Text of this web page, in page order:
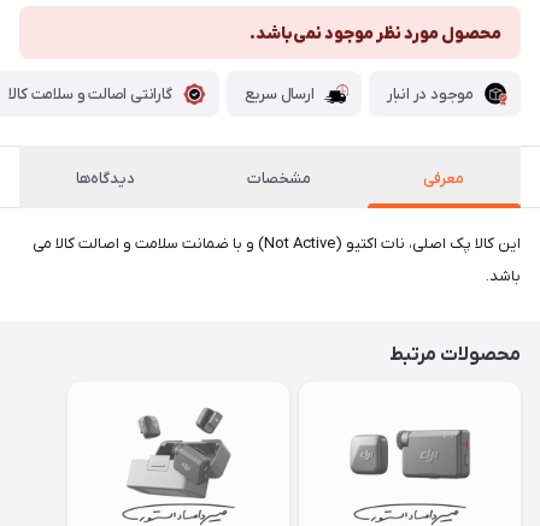
محصول مورد نظر موجود نمی‌باشد.
موجود در انبار ارسال سریع گارانتی اصالت و سلامت کالا
معرفی مشخصات دیدگاه‌ها
این کالا پک اصلی، نات اکتیو (Not Active) و با ضمانت سلامت و اصالت کالا می
باشد.
محصولات مرتبط